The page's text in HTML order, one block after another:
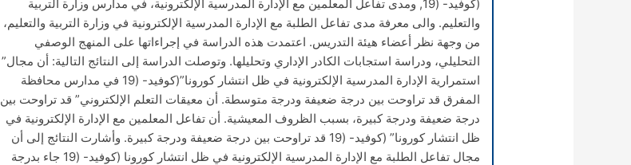
(كوفيد- (19, ومدى تفاعل المعلمين مع الإدارة المدرسية الإلكترونية، في مدارس وزارة التربية
والتعليم. والى معرفة مدى تفاعل الطلبة مع الإدارة المدرسية الإلكترونية في وزارة التربية والتعليم،
من وجهة نظر أعضاء هيئة التدريس. اعتمدت هذه الدراسة في إجراءاتها على المنهج الوصفي
التحليلي، ودراسة استجابات الكادر الإداري وتحليلها. وتوصلت الدراسة إلى النتائج التالية: أن مجال”
استمرارية الإدارة المدرسية الإلكترونية في ظل انتشار كورونا”(كوفيد- (19 في مدارس محافظة
المفرق قد تراوحت بين درجة ضعيفة ودرجة متوسطة. أن معيقات التعلم الإلكتروني” قد تراوحت بين
درجة ضعيفة ودرجة كبيرة، بسبب الظروف المعيشية. أن تفاعل المعلمين مع الإدارة الإلكترونية في
ظل انتشار كورونا” (كوفيد- (19 قد تراوحت بين درجة ضعيفة ودرجة كبيرة. وأشارت النتائج إلى أن
مجال تفاعل الطلبة مع الإدارة المدرسية الإلكترونية في ظل انتشار كورونا (كوفيد- (19 جاء بدرجة